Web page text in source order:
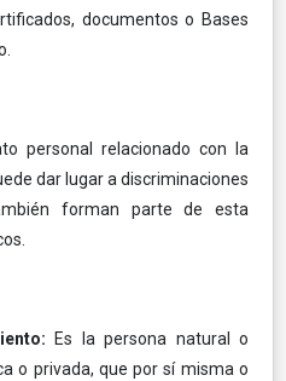
documentos o Bases
personal relacionado con la
dar lugar a discriminaciones
forman parte de esta
Es la persona natural o
o privada, que por sí misma o